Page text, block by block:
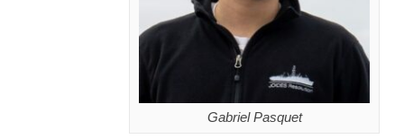
Gabriel Pasquet